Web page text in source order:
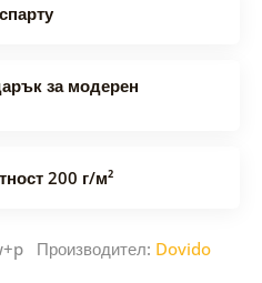
за модерен
200 г/м²
Производител: Dovido